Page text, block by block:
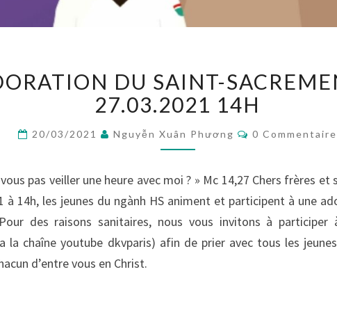
DU
SAINT-
SACREMENT
–
27.03.2021
DU SAINT-
27.03.2021 14H
20/03/2021 Nguyễn Xuân Phương Commentaires
0 Commentaire
pas veiller une heure avec moi ? » Mc 14,27 Chers frères et
à 14h, les jeunes du ngành HS animent et participent à une
des raisons sanitaires, nous vous invitons à participer
la chaîne youtube dkvparis) afin de prier avec tous les
d’entre vous en Christ.